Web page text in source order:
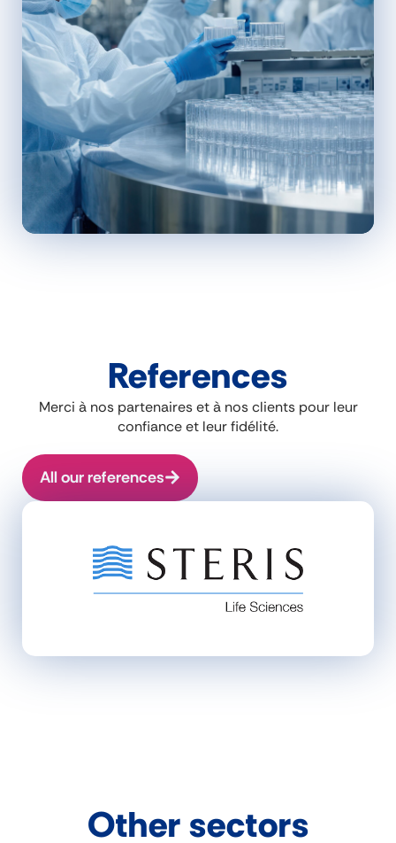
References
Merci à nos partenaires et à nos clients pour leur
confiance et leur fidélité.
All our references
Other sectors